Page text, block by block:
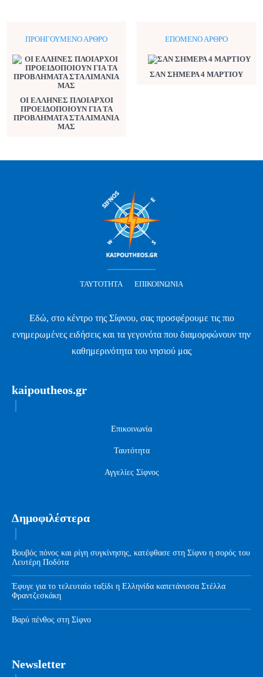
ΠΡΟΗΓΟΎΜΕΝΟ ΆΡΘΡΟ
ΟΙ ΕΛΛΗΝΕΣ ΠΛΟΙΑΡΧΟΙ
ΠΡΟΕΙΔΟΠΟΙΟΥΝ ΓΙΑ ΤΑ
ΠΡΟΒΛΗΜΑΤΑ ΣΤΑ ΛΙΜΑΝΙΑ
ΜΑΣ
ΕΠΌΜΕΝΟ ΆΡΘΡΟ
ΣΑΝ ΣΗΜΕΡΑ 4 ΜΑΡΤΙΟΥ
ΤΑΥΤΌΤΗΤΑ ΕΠΙΚΟΙΝΩΝΊΑ
Εδώ, στο κέντρο της Σίφνου, σας προσφέρουμε τις πιο
ενημερωμένες ειδήσεις και τα γεγονότα που διαμορφώνουν την
καθημερινότητα του νησιού μας
kaipoutheos.gr
Επικοινωνία
Ταυτότητα
Αγγελίες Σίφνος
Δημοφιλέστερα
Βουβός πόνος και ρίγη συγκίνησης, κατέφθασε στη Σίφνο η σορός του
Λευτέρη Ποδότα
Έφυγε για το τελευταίο ταξίδι η Ελληνίδα καπετάνισσα Στέλλα
Φραντζεσκάκη
Βαρύ πένθος στη Σίφνο
Newsletter